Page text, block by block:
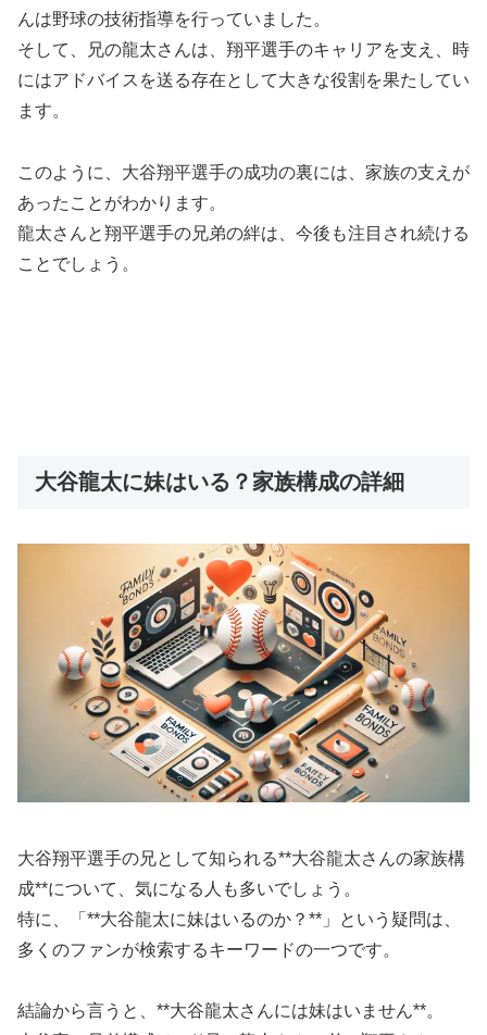
んは野球の技術指導を行っていました。
そして、兄の龍太さんは、翔平選手のキャリアを支え、時
にはアドバイスを送る存在として大きな役割を果たしてい
ます。
このように、大谷翔平選手の成功の裏には、家族の支えが
あったことがわかります。
龍太さんと翔平選手の兄弟の絆は、今後も注目され続ける
ことでしょう。
大谷龍太に妹はいる？家族構成の詳細
大谷翔平選手の兄として知られる**大谷龍太さんの家族構
成**について、気になる人も多いでしょう。
特に、「**大谷龍太に妹はいるのか？**」という疑問は、
多くのファンが検索するキーワードの一つです。
結論から言うと、**大谷龍太さんには妹はいません**。